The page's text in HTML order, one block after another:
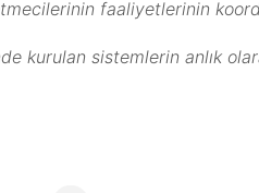
faaliyetlerinin
kurulan sistemlerin anlık